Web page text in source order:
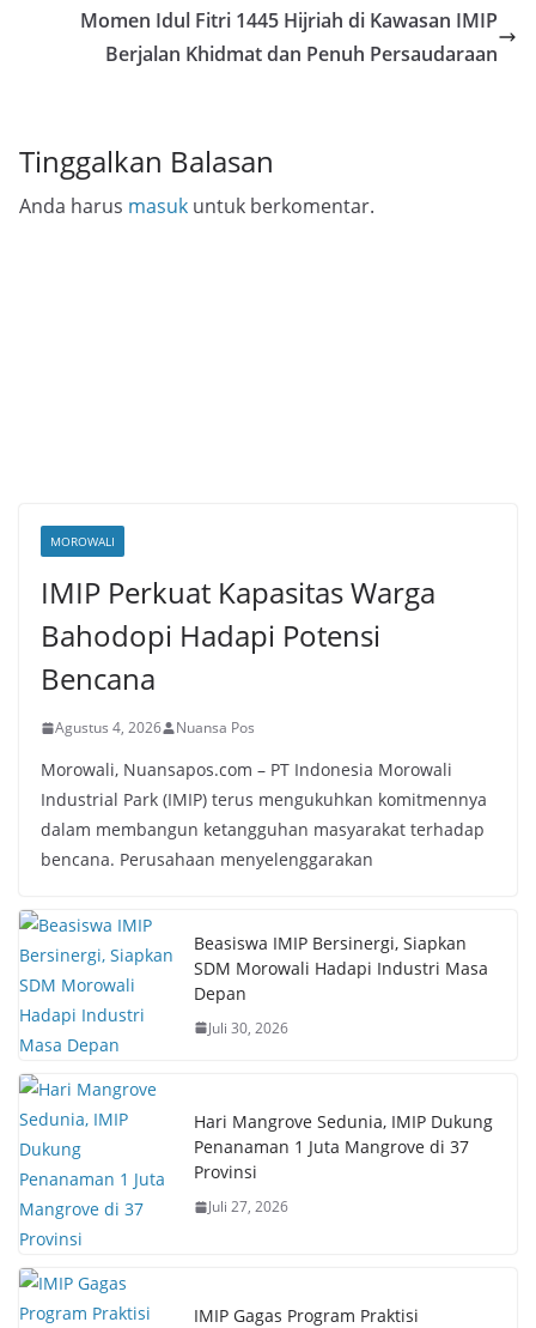
Momen Idul Fitri 1445 Hijriah di Kawasan IMIP
Berjalan Khidmat dan Penuh Persaudaraan
Tinggalkan Balasan
Anda harus masuk untuk berkomentar.
MOROWALI
IMIP Perkuat Kapasitas Warga
Bahodopi Hadapi Potensi
Bencana
Agustus 4, 2026 Nuansa Pos
Morowali, Nuansapos.com – PT Indonesia Morowali
Industrial Park (IMIP) terus mengukuhkan komitmennya
dalam membangun ketangguhan masyarakat terhadap
bencana. Perusahaan menyelenggarakan
Beasiswa IMIP Bersinergi, Siapkan
SDM Morowali Hadapi Industri Masa
Depan
Juli 30, 2026
Hari Mangrove Sedunia, IMIP Dukung
Penanaman 1 Juta Mangrove di 37
Provinsi
Juli 27, 2026
IMIP Gagas Program Praktisi